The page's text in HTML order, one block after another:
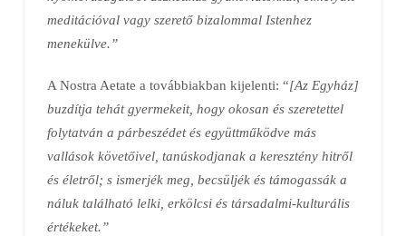
meditációval vagy szerető bizalommal Istenhez
menekülve.”
A Nostra Aetate a továbbiakban kijelenti: “[Az Egyház]
buzdítja tehát gyermekeit, hogy okosan és szeretettel
folytatván a párbeszédet és együttműködve más
vallások követőivel, tanúskodjanak a keresztény hitről
és életről; s ismerjék meg, becsüljék és támogassák a
náluk található lelki, erkölcsi és társadalmi-kulturális
értékeket.”